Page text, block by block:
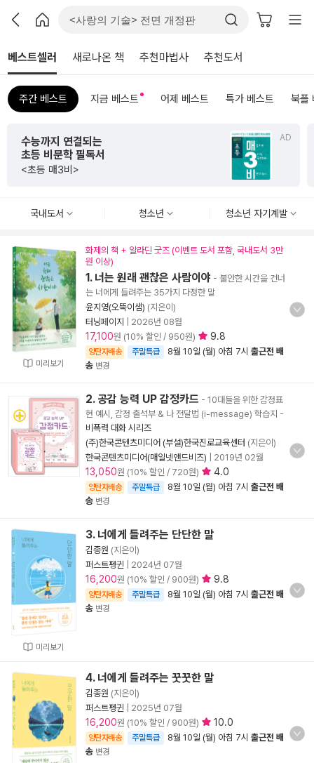
베스트셀러 새로나온 책 추천마법사 추천도서
주간 베스트 지금 베스트 어제 베스트 특가 베스트 북플
AD
초판 한정 한지 제작본!
<그리하여 어느 날 사랑이여>
국내도서 청소년 청소년 자기계발
미리보기
화제의 책 + 알라딘 굿즈 (이벤트 도서 포함, 국내도서 3만
원 이상)
1. 너는 원래 괜찮은 사람이야 - 불안한 시간을 건너
는 너에게 들려주는 35가지 다정한 말
윤지영(오뚝이샘) (지은이)
터닝페이지
2026년 08월
17,100원 (10% 할인 / 950원) 9.8
양탄자배송 주말특급 8월 10일 (월) 아침 7시 출근전 배
송 변경
2. 공감 능력 UP 감정카드 - 10대들을 위한 감정표
현 예시, 감정 출석부 & 나 전달법 (i-message) 학습지 -
비폭력 대화 시리즈
(주)한국콘텐츠미디어 (부설)한국진로교육센터 (지은이)
한국콘텐츠미디어(매일넷앤드비즈)
2019년 02월
13,050원 (10% 할인 / 720원) 4.0
양탄자배송 주말특급 8월 10일 (월) 아침 7시 출근전 배
송 변경
미리보기
3. 너에게 들려주는 단단한 말
김종원 (지은이)
퍼스트펭귄
2024년 07월
16,200원 (10% 할인 / 900원) 9.8
양탄자배송 주말특급 8월 10일 (월) 아침 7시 출근전 배
송 변경
4. 너에게 들려주는 꿋꿋한 말
김종원 (지은이)
퍼스트펭귄
2025년 07월
16,200원 (10% 할인 / 900원) 10.0
양탄자배송 주말특급 8월 10일 (월) 아침 7시 출근전 배
송 변경